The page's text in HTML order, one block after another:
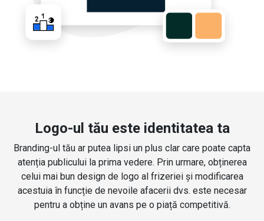
Logo-ul tău este identitatea ta
Branding-ul tău ar putea lipsi un plus clar care poate capta
atenția publicului la prima vedere. Prin urmare, obținerea
celui mai bun design de logo al frizeriei și modificarea
acestuia în funcție de nevoile afacerii dvs. este necesar
pentru a obține un avans pe o piață competitivă.